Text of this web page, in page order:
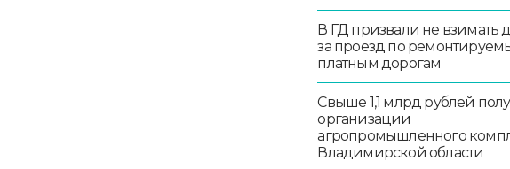
В ГД призвали не взимать
за проезд по
платным дорогам
Свыше 1,1 млрд рублей
организации
агропромышленного
Владимирской области